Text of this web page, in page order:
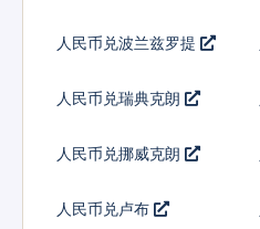
人民币兑波兰兹罗提
人民币兑瑞典克朗
人民币兑挪威克朗
人民币兑卢布